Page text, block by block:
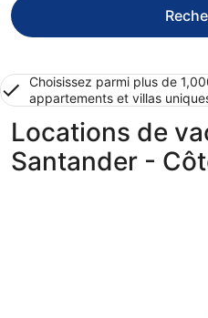
Choisissez parmi plus de
appartements et villas
Locations de
Santander -